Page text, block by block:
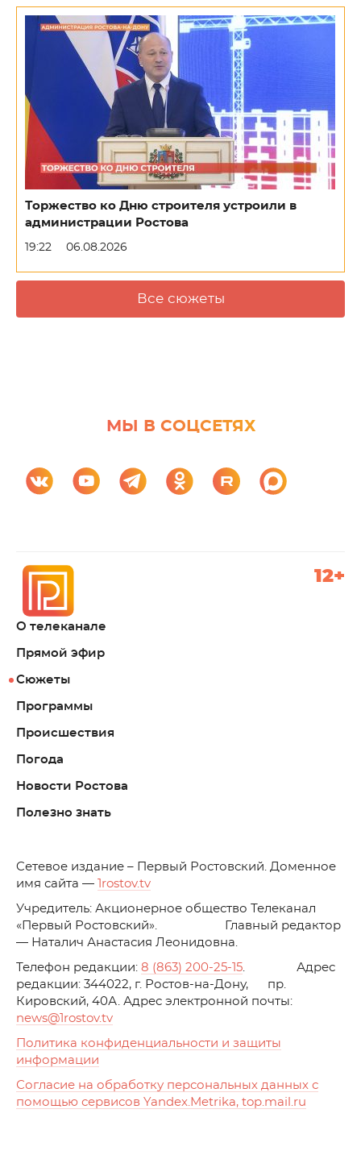
Торжество ко Дню строителя устроили в
администрации Ростова
19:22 06.08.2026
Все сюжеты
МЫ В СОЦСЕТЯХ
О телеканале
Прямой эфир
Сюжеты
Программы
Происшествия
Погода
Новости Ростова
Полезно знать
12+
Cетевое издание – Первый Ростовский. Доменное
имя сайта —
1rostov.tv
Учредитель: Акционерное общество Телеканал
«Первый Ростовский». Главный редактор
— Наталич Анастасия Леонидовна.
Телефон редакции: 8 (863) 200-25-15. Адрес
редакции: 344022, г. Ростов-на-Дону, пр.
Кировский, 40А. Адрес электронной почты:
news@1rostov.tv
Политика конфиденциальности и защиты
информации
Согласие на обработку персональных данных с
помощью сервисов Yandex.Metrika, top.mail.ru